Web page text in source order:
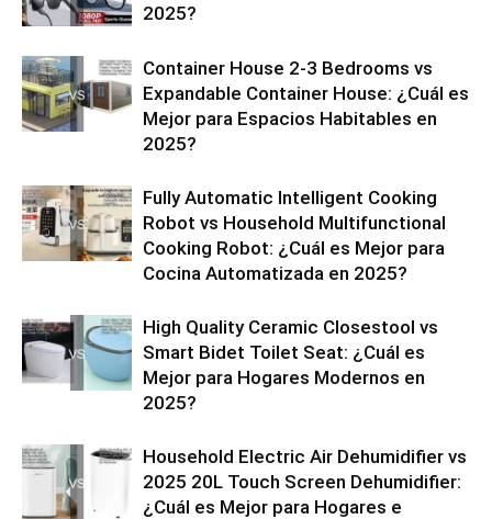
2025?
Container House 2-3 Bedrooms vs
Expandable Container House: ¿Cuál es
Mejor para Espacios Habitables en
2025?
Fully Automatic Intelligent Cooking
Robot vs Household Multifunctional
Cooking Robot: ¿Cuál es Mejor para
Cocina Automatizada en 2025?
High Quality Ceramic Closestool vs
Smart Bidet Toilet Seat: ¿Cuál es
Mejor para Hogares Modernos en
2025?
Household Electric Air Dehumidifier vs
2025 20L Touch Screen Dehumidifier:
¿Cuál es Mejor para Hogares e